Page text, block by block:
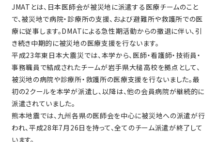
JMATとは、日本医師会が被災地に派遣する医療チームのこと
で、被災地で病院・診療所の支援、および避難所や救護所での医
療に従事します。DMATによる急性期活動からの撤退に伴い、引
き続き中期的に被災地の医療支援を行ないます。
平成23年東日本大震災では、本学から、医師・看護師・技術員・
事務職員で結成されたチームが岩手県大槌高校を拠点として、
被災地の病院や診療所・救護所の医療支援を行ないました。最
初の2クールを本学が派遣し、以降は、他の会員病院が継続的に
派遣されていました。
熊本地震では、九州各県の医師会を中心に被災地への派遣が行
われ、平成28年7月26日を持って、全てのチーム派遣が終了して
います。